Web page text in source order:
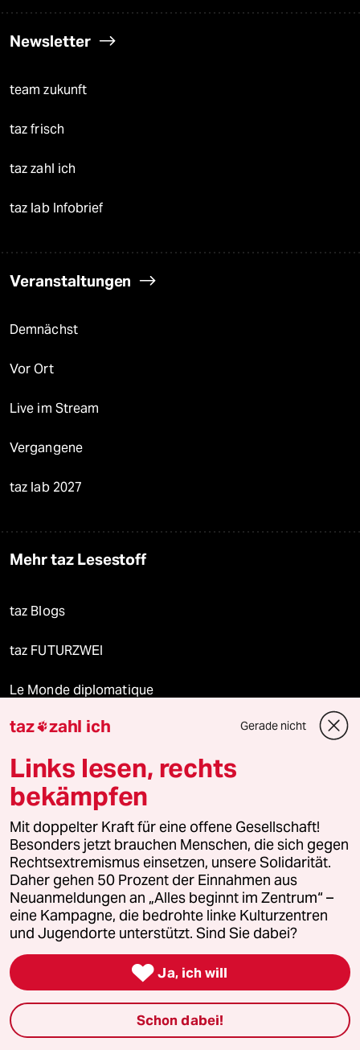
Newsletter
team zukunft
taz frisch
taz zahl ich
taz lab Infobrief
Veranstaltungen
Demnächst
Vor Ort
Live im Stream
Vergangene
taz lab 2027
Mehr taz Lesestoff
taz Blogs
taz FUTURZWEI
Le Monde diplomatique
taz Archiv
Mehr taz Angebote
Reisen
Kantine
Shop
Anzeigen
Fragen & Hilfe
taz zahl ich Gerade nicht
Links lesen, rechts
bekämpfen
Mit doppelter Kraft für eine offene Gesellschaft!
Besonders jetzt brauchen Menschen, die sich gegen
Rechtsextremismus einsetzen, unsere Solidarität.
Daher gehen 50 Prozent der Einnahmen aus
Neuanmeldungen an „Alles beginnt im Zentrum“ –
eine Kampagne, die bedrohte linke Kulturzentren
und Jugendorte unterstützt. Sind Sie dabei?
 Ja, ich will
Schon dabei!